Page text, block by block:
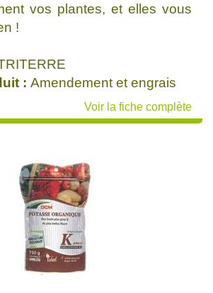
vos plantes, et elles vous
!
: Amendement et engrais
Voir la fiche complète